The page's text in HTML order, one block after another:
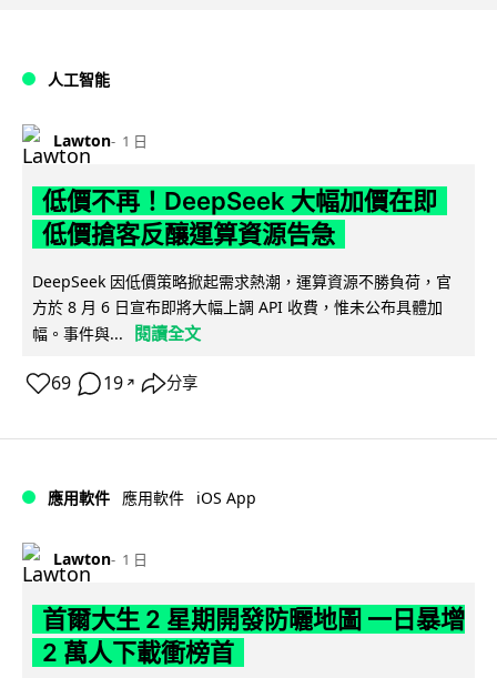
人工智能
Lawton 1 日
低價不再！DeepSeek 大幅加價在即
低價搶客反釀運算資源告急
DeepSeek 因低價策略掀起需求熱潮，運算資源不勝負荷，官
方於 8 月 6 日宣布即將大幅上調 API 收費，惟未公布具體加
幅。事件與...
閱讀全文
69 19 ↗ 分享
應用軟件 應用軟件 iOS App
Lawton 1 日
首爾大生 2 星期開發防曬地圖 一日暴增
2 萬人下載衝榜首